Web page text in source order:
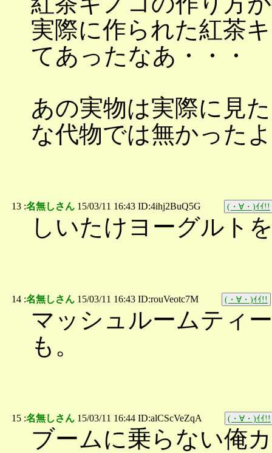
実際に作られた紅茶
てあったなあ・・・
あの実物は実際に見
な代物では無かった
13 :名無しさん 15/03/11 16:43 ID:4ihj2BuQ5G (・∀・)ｲｲ!!
しいたけヨーグルト
14 :名無しさん 15/03/11 16:43 ID:rouVeotc7M (・∀・)ｲｲ!!
マッシュルームティ
も。
15 :名無しさん 15/03/11 16:44 ID:alCScVeZqA (・∀・)ｲｲ!!
ブームに乗らない俺